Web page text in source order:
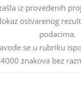
iz provedenih
ostvarenog
podacima.
se u rubriku
znakova bez